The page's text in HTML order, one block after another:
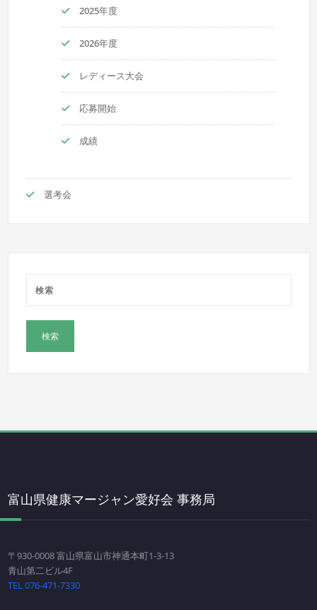
2025年度
2026年度
レディース大会
応募開始
成績
選考会
富山県健康マージャン愛好会 事務局
〒930-0008 富山県富山市神通本町1-3-13
青山第二ビル4F
TEL 076-471-7330